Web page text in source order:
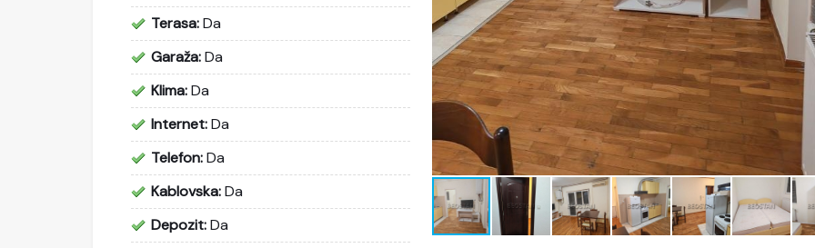
Terasa:Da
Garaža:Da
Klima:Da
Internet:Da
Telefon:Da
Kablovska:Da
Depozit:Da